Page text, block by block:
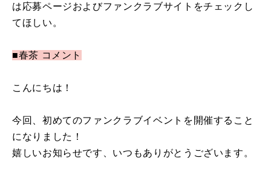
は応募ページおよびファンクラブサイトをチェックし
てほしい。
■春茶 コメント
こんにちは！
今回、初めてのファンクラブイベントを開催すること
になりました！
嬉しいお知らせです、いつもありがとうございます。